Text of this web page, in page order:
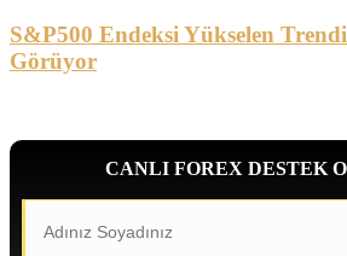
S&P500 Endeksi Yükselen
Görüyor
CANLI FOREX DESTEK